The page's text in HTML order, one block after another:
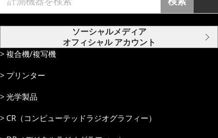
ソーシャルメディア
オフィシャル アカウント
複合機/複写機
プリンター
光学製品
CR（コンピューテッドラジオグラフィー）